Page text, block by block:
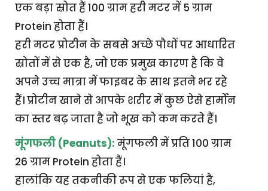
एक बड़ा स्रोत हैं 100 ग्राम हरी मटर में 5 ग्राम
Protein होता हैं।
हरी मटर प्रोटीन के सबसे अच्छे पौधों पर आधारित
स्रोतों में से एक है, जो एक प्रमुख कारण है कि वे
अपने उच्च मात्रा में फाइबर के साथ इतने भर रहे
हैं। प्रोटीन खाने से आपके शरीर में कुछ ऐसे हार्मोन
का स्तर बढ़ जाता है जो भूख को कम करते हैं।
मूंगफली (Peanuts): मूंगफली में प्रति 100 ग्राम
26 ग्राम Protein होता हैं।
हालांकि यह तकनीकी रूप से एक फलियां है,